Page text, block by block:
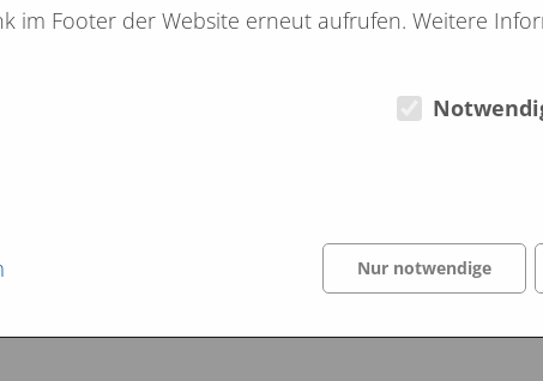
März
im Footer der Website erneut aufrufen. Weitere
Nur notwendige